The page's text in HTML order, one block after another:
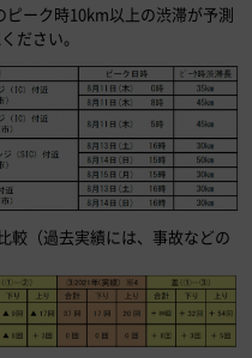
ーク時10km以上の渋滞が予測
ださい。
（過去実績には、事故などの